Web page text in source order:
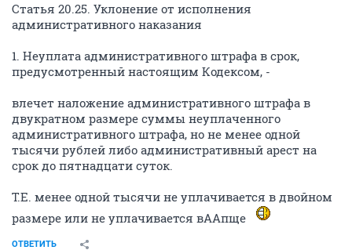
Статья 20.25. Уклонение от исполнения
административного наказания
1. Неуплата административного штрафа в срок,
предусмотренный настоящим Кодексом, -
влечет наложение административного штрафа в
двукратном размере суммы неуплаченного
административного штрафа, но не менее одной
тысячи рублей либо административный арест на
срок до пятнадцати суток.
Т.Е. менее одной тысячи не уплачивается в двойном
размере или не уплачивается вААпще
ОТВЕТИТЬ